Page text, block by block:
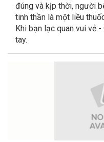
đúng và kịp thời, người
tinh thần là một liều
Khi bạn lạc quan vui vẻ
tay.